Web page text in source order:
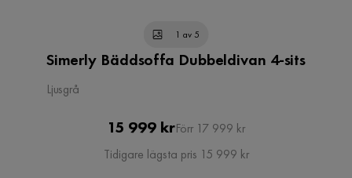
1 av 5
Simerly Bäddsoffa Dubbeldivan 4-sits
Ljusgrå
Pris
15 999 krOriginal
Pris
Förr 17 999 kr
Tidigare lägsta pris 15 999 kr